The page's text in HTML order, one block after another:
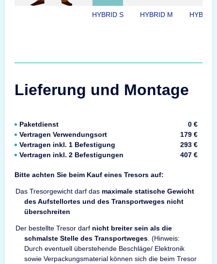
HYBRID S HYBRID M HYBRID
Lieferung und Montage
Paketdienst
0 €
Vertragen Verwendungsort
179 €
Vertragen inkl. 1 Befestigung
293 €
Vertragen inkl. 2 Befestigungen
407 €
Bitte achten Sie beim Kauf eines Tresors auf:
Das Tresorgewicht darf das maximale statische Gewicht
des Aufstellortes und des Transportweges nicht
überschreiten
Der bestellte Tresor darf nicht breiter sein als die
schmalste Stelle des Transportweges . (Hinweis:
Durch eventuell überstehende Beschläge/ Elektronik
sowie Verpackungsmaterial können sich die beim Tresor